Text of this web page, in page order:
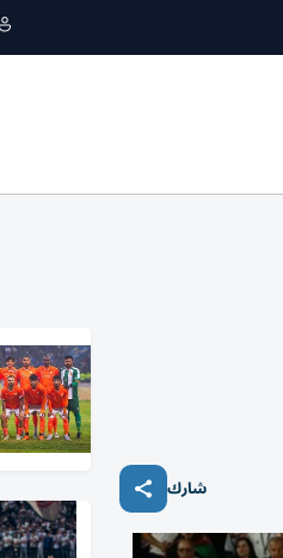
شارك